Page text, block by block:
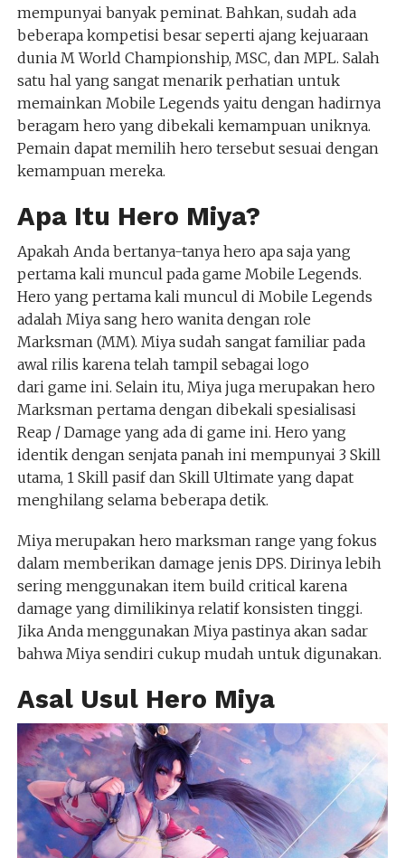
mempunyai banyak peminat. Bahkan, sudah ada
beberapa kompetisi besar seperti ajang kejuaraan
dunia M World Championship, MSC, dan MPL. Salah
satu hal yang sangat menarik perhatian untuk
memainkan Mobile Legends yaitu dengan hadirnya
beragam hero yang dibekali kemampuan uniknya.
Pemain dapat memilih hero tersebut sesuai dengan
kemampuan mereka.
Apa Itu Hero Miya?
Apakah Anda bertanya-tanya hero apa saja yang
pertama kali muncul pada game Mobile Legends.
Hero yang pertama kali muncul di Mobile Legends
adalah Miya sang hero wanita dengan role
Marksman (MM). Miya sudah sangat familiar pada
awal rilis karena telah tampil sebagai logo
dari game ini. Selain itu, Miya juga merupakan hero
Marksman pertama dengan dibekali spesialisasi
Reap / Damage yang ada di game ini. Hero yang
identik dengan senjata panah ini mempunyai 3 Skill
utama, 1 Skill pasif dan Skill Ultimate yang dapat
menghilang selama beberapa detik.
Miya merupakan hero marksman range yang fokus
dalam memberikan damage jenis DPS. Dirinya lebih
sering menggunakan item build critical karena
damage yang dimilikinya relatif konsisten tinggi.
Jika Anda menggunakan Miya pastinya akan sadar
bahwa Miya sendiri cukup mudah untuk digunakan.
Asal Usul Hero Miya